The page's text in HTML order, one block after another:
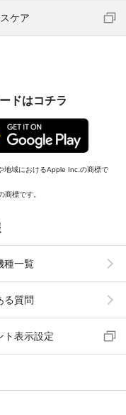
ケア
ドはコチラ
地域におけるApple Inc.の商標で
標です。
種一覧
る質問
ト表示設定